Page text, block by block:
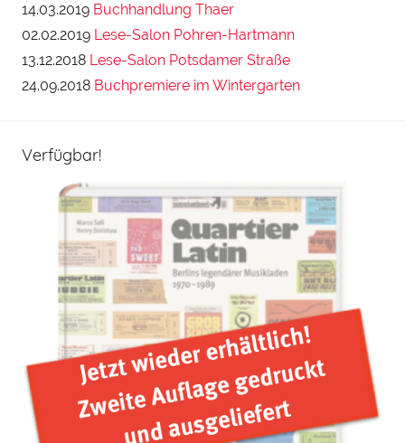
14.03.2019 Buchhandlung Thaer
02.02.2019 Lese-Salon Pohren-Hartmann
13.12.2018 Lese-Salon Potsdamer Straße
24.09.2018 Buchpremiere im Wintergarten
Verfügbar!